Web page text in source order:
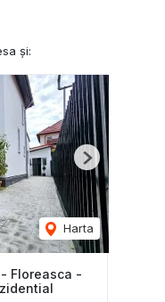
și:
Harta
Next
Floreasca -